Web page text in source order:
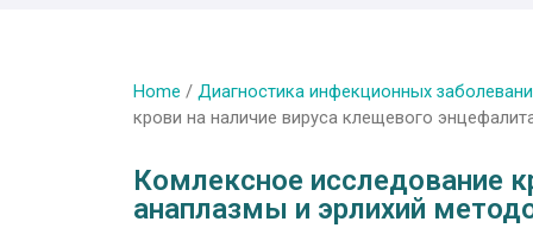
Home / Диагностика инфекционных
крови на наличие вируса клещевого
Комлексное исследование
анаплазмы и эрлихий